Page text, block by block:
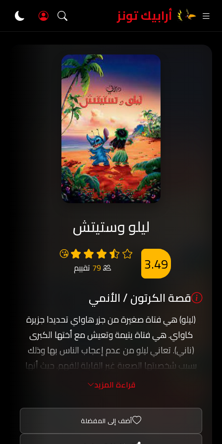
أرابيك تونز
ليلو وستيتش
😘
79 تقييم 3.49
قصة الكرتون / الأنمي
(ليلو) هي فتاة صغيرة من جزر هاواي تحديدا جزيرة
كاواي. هي فتاة يتيمة وتعيش مع أختها الكبرى
(ناني). تعاني ليلو من عدم إعجاب الناس بها وذلك
بسبب شخصيتها الصعبة غير القابلة للفهم. حيث أنها
بدأت تعاني من الوحدة من بعد وفاة والديها في
السماء. فتقوم بتمني أمنية. وهي أن يكتب لها القدر
صديق حقيقي، صديق وفي، صديق لا يتركها ويرحل
قراءة المزيد
أضف إلى المفضلة